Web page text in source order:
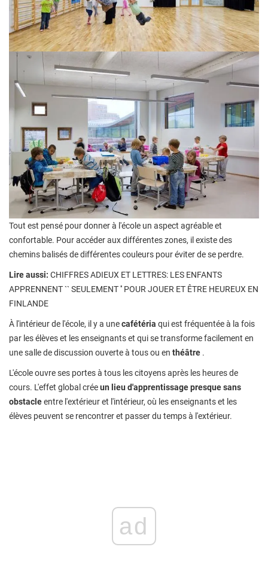
Tout est pensé pour donner à l'école un aspect agréable et
confortable. Pour accéder aux différentes zones, il existe des
chemins balisés de différentes couleurs pour éviter de se perdre.
Lire aussi: CHIFFRES ADIEUX ET LETTRES: LES ENFANTS
APPRENNENT `` SEULEMENT '' POUR JOUER ET ÊTRE HEUREUX EN
FINLANDE
À l'intérieur de l'école, il y a unecafétéria qui est fréquentée à la fois
par les élèves et les enseignants et qui se transforme facilement en
une salle de discussion ouverte à tous ou en théâtre .
L'école ouvre ses portes à tous les citoyens après les heures de
cours. L'effet global créeun lieu d'apprentissage presque sans
obstacleentre l'extérieur et l'intérieur, où les enseignants et les
élèves peuvent se rencontrer et passer du temps à l'extérieur.
ad